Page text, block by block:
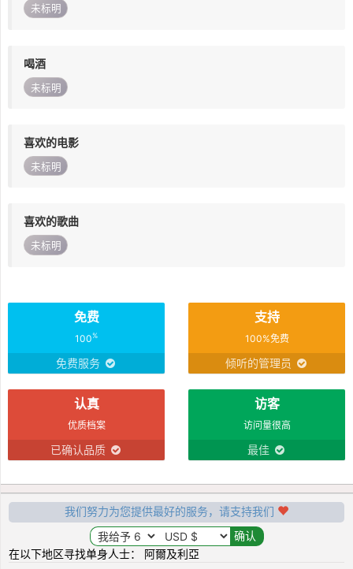
未标明
喝酒
未标明
喜欢的电影
未标明
喜欢的歌曲
未标明
免费
100%
免费服务
支持
100%免费
倾听的管理员
认真
优质档案
已确认品质
访客
访问量很高
最佳
我们努力为您提供最好的服务，请支持我们
在以下地区寻找单身人士： 阿爾及利亞